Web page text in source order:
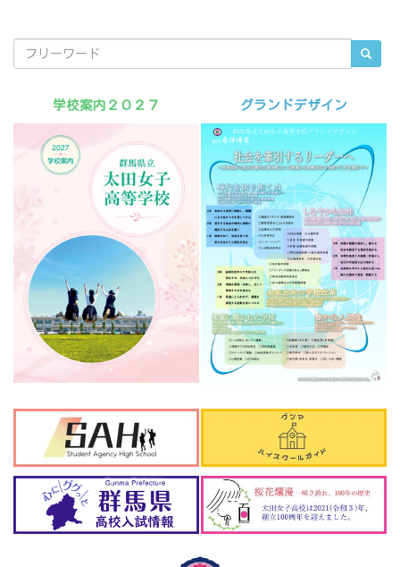
学校案内２０２７ グランドデザイン